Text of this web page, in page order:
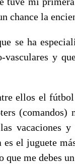
chance la
se ha
vasculares y
ellos el
(comandos)
vacaciones
es el juguete
que me debes